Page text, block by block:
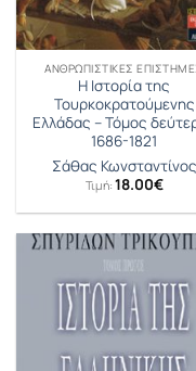
ΑΝΘΡΩΠΙΣΤΙΚΈΣ
Η Ιστορία της
Τουρκοκρατούμενης
Ελλάδας – Τόμος
1686-1821
Σάθας Κωνσταντίνος
Τιμή: 18.00€